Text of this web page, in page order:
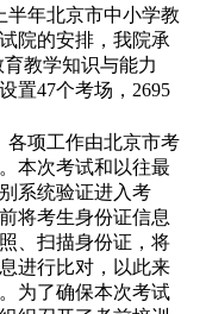
年北京市中小学教
院的安排，我院承
教学知识与能力
置47个考场，2695
项工作由北京市考
本次考试和以往最
系统验证进入考
将考生身份证信息
、扫描身份证，将
进行比对，以此来
为了确保本次考试